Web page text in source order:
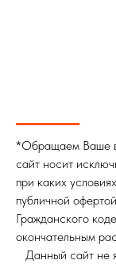
*Обращаем Ваше
сайт носит
при каких
публичной
Гражданского
окончательным
Данный сайт не